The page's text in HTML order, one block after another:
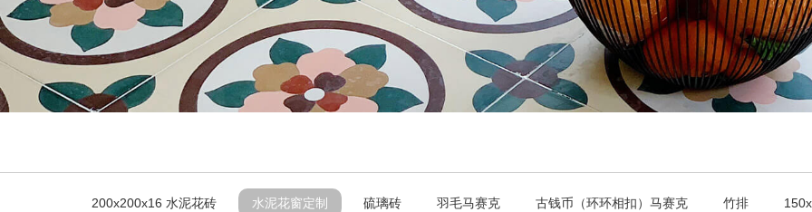
200x200x16 水泥花砖 水泥花窗定制 硫璃砖 羽毛马赛克 古钱币（环环相扣）马赛克 竹排